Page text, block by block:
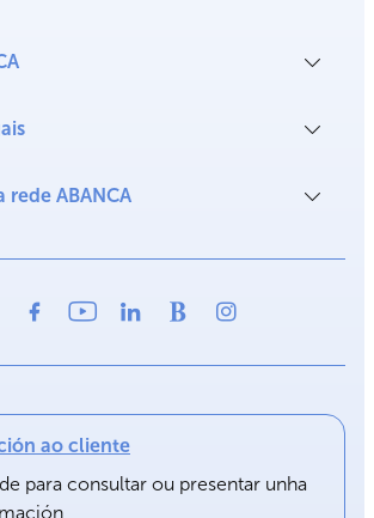
rede ABANCA
ao cliente
para consultar ou presentar unha